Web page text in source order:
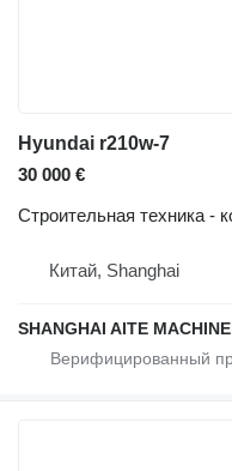
Hyundai r210w-7
30 000 €
Строительная техника -
Китай, Shanghai
SHANGHAI AITE